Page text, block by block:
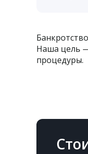
Наша цель —
процедуры.